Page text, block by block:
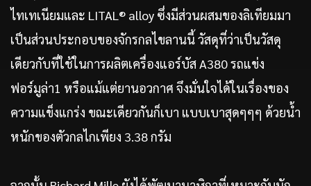
ไทเทเนียมและ LITAL® alloy ซึ่งมีส่วนผสมของลิเทียมมา
เป็นส่วนประกอบของจักรกลไขลานนี้ วัสดุที่ว่าเป็นวัสดุ
เดียวกับที่ใช้ในการผลิตเครื่องแอร์บัส A380 รถแข่ง
ฟอร์มูล่า1 หรือแม้แต่ยานอวกาศ จึงมั่นใจได้ในเรื่องของ
ความแข็งแกร่ง ขณะเดียวกันก็เบา แบบเบาสุดๆๆๆ ด้วยน้ำ
หนักของตัวกลไกเพียง 3.38 กรัม